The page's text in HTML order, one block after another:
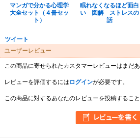
マンガで分かる心理学
大全セット（４冊セッ
ト）
眠れなくなるほど面白
い 図解 ストレスの
話
ツイート
ユーザーレビュー
この商品に寄せられたカスタマーレビューはまだあ
レビューを評価するには ログインが必要です。
この商品に対するあなたのレビューを投稿すること